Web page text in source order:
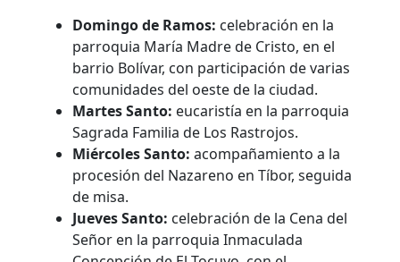
Domingo de Ramos: celebración en la
parroquia María Madre de Cristo, en el
barrio Bolívar, con participación de varias
comunidades del oeste de la ciudad.
Martes Santo: eucaristía en la parroquia
Sagrada Familia de Los Rastrojos.
Miércoles Santo: acompañamiento a la
procesión del Nazareno en Tíbor, seguida
de misa.
Jueves Santo: celebración de la Cena del
Señor en la parroquia Inmaculada